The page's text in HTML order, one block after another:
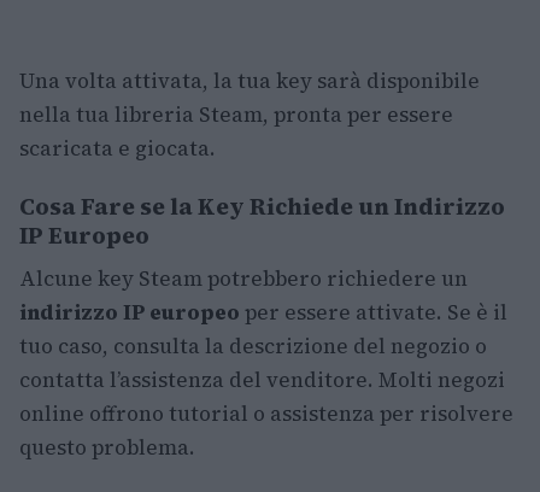
Una volta attivata, la tua key sarà disponibile
nella tua libreria Steam, pronta per essere
scaricata e giocata.
Cosa Fare se la Key Richiede un Indirizzo
IP Europeo
Alcune key Steam potrebbero richiedere un
indirizzo IP europeo per essere attivate. Se è il
tuo caso, consulta la descrizione del negozio o
contatta l’assistenza del venditore. Molti negozi
online offrono tutorial o assistenza per risolvere
questo problema.